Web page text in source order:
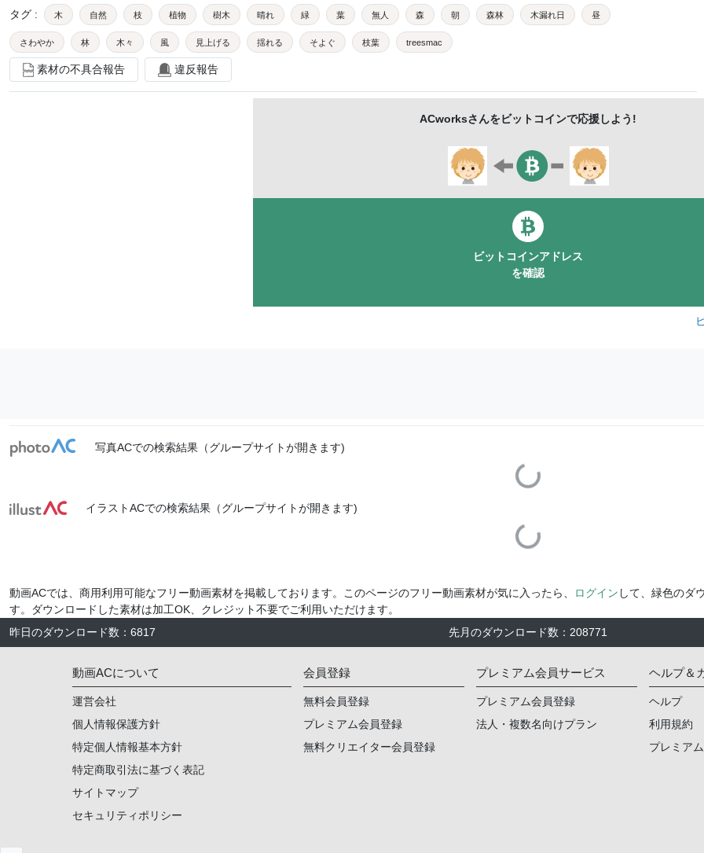
タグ : 木 自然 枝 植物 樹木 晴れ 緑 葉 無人 森 朝 森林 木漏れ日 昼
さわやか 林 木々 風 見上げる 揺れる そよぐ 枝葉 treesmac
素材の不具合報告 違反報告
ACworksさんをビットコインで応援しよう!
ビットコインアドレス
を確認
写真ACでの検索結果（グループサイトが開きます)
Loading...
イラストACでの検索結果（グループサイトが開きます)
Loading...
動画ACでは、商用利用可能なフリー動画素材を掲載しております。このページのフリー動画素材が気に入ったら、 ログイン して、緑色のダ
す。ダウンロードした素材は加工OK、クレジット不要でご利用いただけます。
昨日のダウンロード数 ： 6817 先月のダウンロード数 ： 208771
動画ACについて
運営会社
個人情報保護方針
特定個人情報基本方針
特定商取引法に基づく表記
サイトマップ
セキュリティポリシー
会員登録
無料会員登録
プレミアム会員登録
無料クリエイター会員登録
プレミアム会員サービス
プレミアム会員登録
法人・複数名向けプラン
ヘルプ＆
ヘルプ
利用規約
プレミア